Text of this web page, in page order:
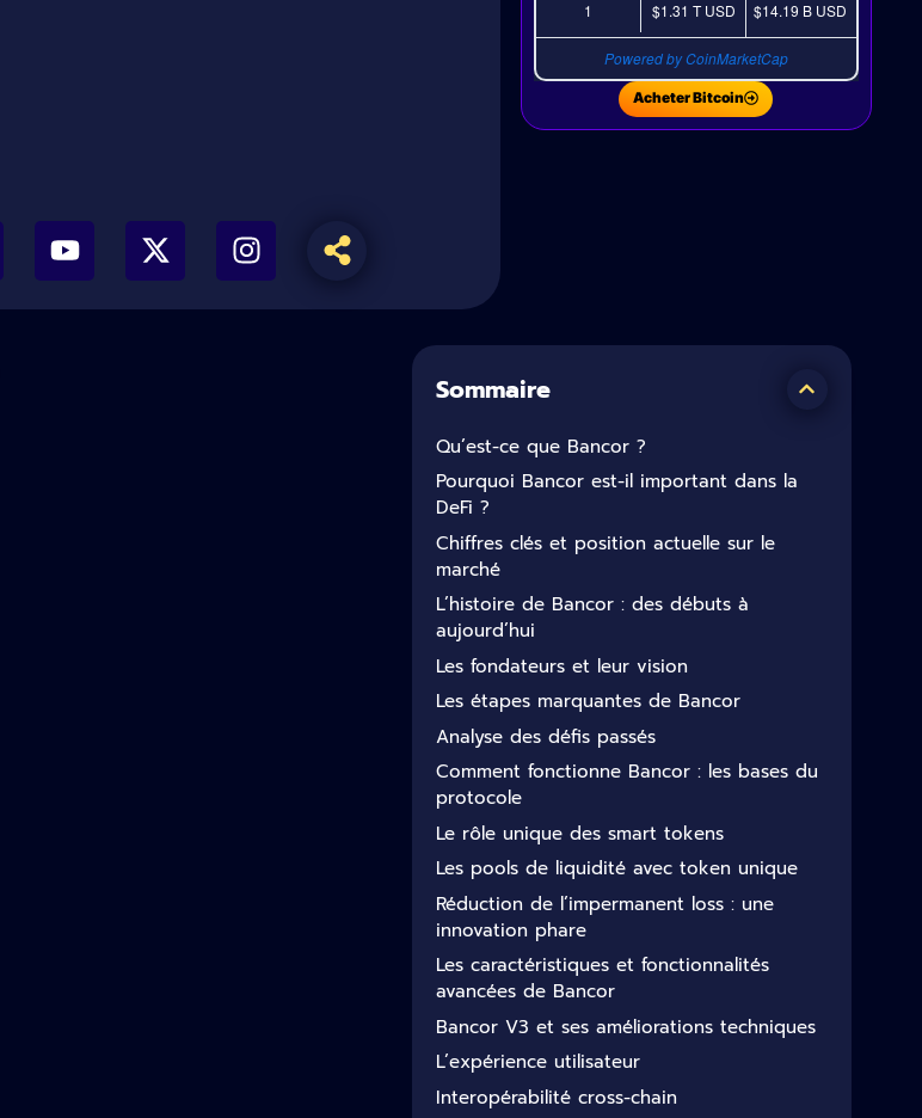
1
$1.31 TUSD
$14.19 B USD
Powered by CoinMarketCap
Acheter Bitcoin
Sommaire
Qu’est-ce que Bancor ?
Pourquoi Bancor est-il important dans la
DeFi ?
Chiffres clés et position actuelle sur le
marché
L’histoire de Bancor : des débuts à
aujourd’hui
Les fondateurs et leur vision
Les étapes marquantes de Bancor
Analyse des défis passés
Comment fonctionne Bancor : les bases du
protocole
Le rôle unique des smart tokens
Les pools de liquidité avec token unique
Réduction de l’impermanent loss : une
innovation phare
Les caractéristiques et fonctionnalités
avancées de Bancor
Bancor V3 et ses améliorations techniques
L’expérience utilisateur
Interopérabilité cross-chain